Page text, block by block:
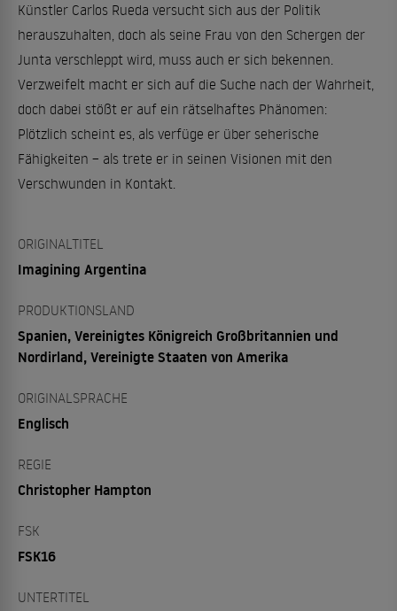
Künstler Carlos Rueda versucht sich aus der Politik
herauszuhalten, doch als seine Frau von den Schergen der
Junta verschleppt wird, muss auch er sich bekennen.
Verzweifelt macht er sich auf die Suche nach der Wahrheit,
doch dabei stößt er auf ein rätselhaftes Phänomen:
Plötzlich scheint es, als verfüge er über seherische
Fähigkeiten – als trete er in seinen Visionen mit den
Verschwunden in Kontakt.
ORIGINALTITEL
Imagining Argentina
PRODUKTIONSLAND
Spanien, Vereinigtes Königreich Großbritannien und
Nordirland, Vereinigte Staaten von Amerika
ORIGINALSPRACHE
Englisch
REGIE
Christopher Hampton
FSK
FSK16
UNTERTITEL